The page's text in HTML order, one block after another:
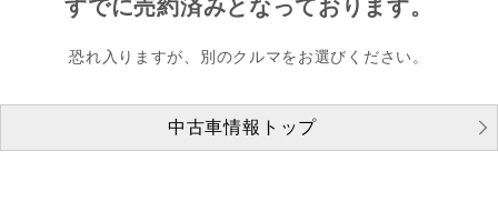
すでに売約済みとなっております。
恐れ入りますが、別のクルマをお選びください。
中古車情報トップ